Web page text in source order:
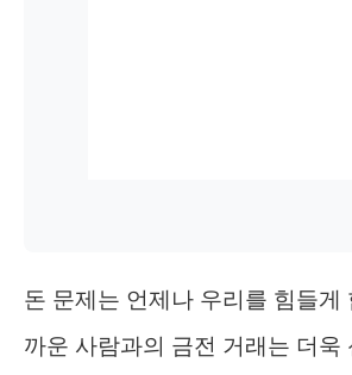
돈 문제는 언제나 우리를 힘들게
까운 사람과의 금전 거래는 더욱